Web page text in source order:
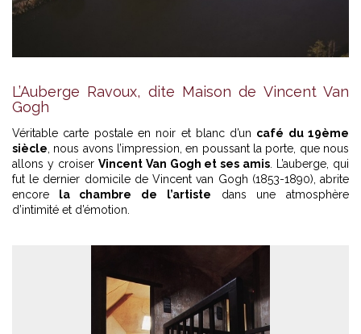
L’Auberge Ravoux, dite Maison de Vincent Van
Gogh
Véritable carte postale en noir et blanc d’un café du 19ème
siècle, nous avons l’impression, en poussant la porte, que nous
allons y croiser Vincent Van Gogh et ses amis. L’auberge, qui
fut le dernier domicile de Vincent van Gogh (1853-1890), abrite
encore la chambre de l’artiste dans une atmosphère
d’intimité et d’émotion.